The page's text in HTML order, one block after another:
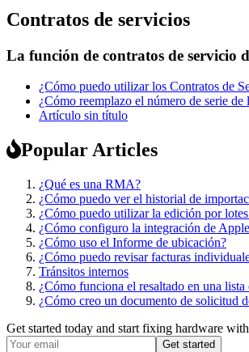
Contratos de servicios
La función de contratos de servicio
¿Cómo puedo utilizar los Contratos de
¿Cómo reemplazo el número de serie de
Artículo sin título
Popular Articles
¿Qué es una RMA?
¿Cómo puedo ver el historial de
¿Cómo puedo utilizar la edición por
¿Cómo configuro la integración de
¿Cómo uso el Informe de ubicación?
¿Cómo puedo revisar facturas
Tránsitos internos
¿Cómo funciona el resaltado en una lista
¿Cómo creo un documento de solicitud
Get started today and start fixing hardware